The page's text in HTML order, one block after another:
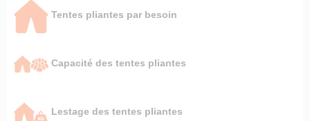
Tentes pliantes par besoin
Capacité des tentes pliantes
Lestage des tentes pliantes